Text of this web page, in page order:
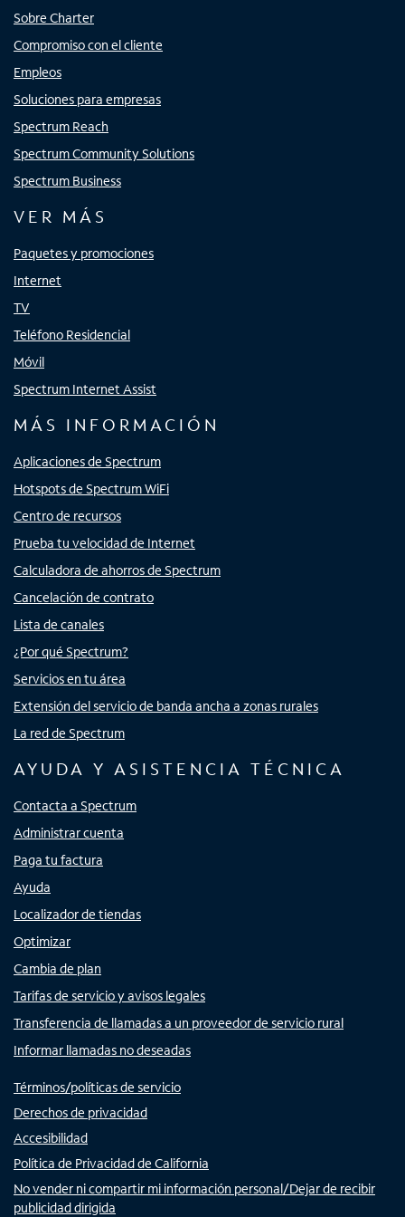
Sobre Charter
Compromiso con el cliente
Empleos
Soluciones para empresas
Spectrum Reach
Spectrum Community Solutions
Spectrum Business
VER MÁS
Paquetes y promociones
Internet
TV
Teléfono Residencial
Móvil
Spectrum Internet Assist
MÁS INFORMACIÓN
Aplicaciones de Spectrum
Hotspots de Spectrum WiFi
Centro de recursos
Prueba tu velocidad de Internet
Calculadora de ahorros de Spectrum
Cancelación de contrato
Lista de canales
¿Por qué Spectrum?
Servicios en tu área
Extensión del servicio de banda ancha a zonas rurales
La red de Spectrum
AYUDA Y ASISTENCIA TÉCNICA
Contacta a Spectrum
Administrar cuenta
Paga tu factura
Ayuda
Localizador de tiendas
Optimizar
Cambia de plan
Tarifas de servicio y avisos legales
Transferencia de llamadas a un proveedor de servicio rural
Informar llamadas no deseadas
Términos/políticas de servicio
Derechos de privacidad
Accesibilidad
Política de Privacidad de California
No vender ni compartir mi información personal/Dejar de recibir
publicidad dirigida